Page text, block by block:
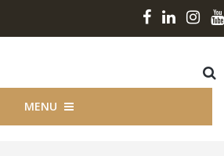
MENU